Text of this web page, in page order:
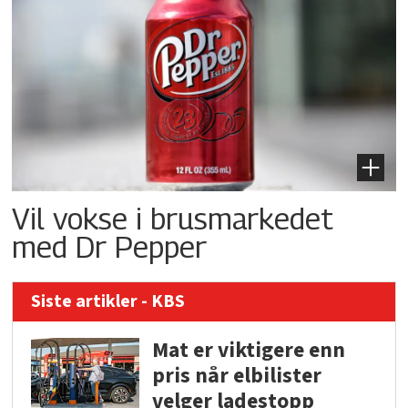
Vil vokse i brusmarkedet
med Dr Pepper
Siste artikler - KBS
Mat er viktigere enn
pris når elbilister
velger ladestopp